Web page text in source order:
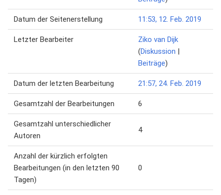
Datum der Seitenerstellung 11:53, 12. Feb. 2019
Letzter Bearbeiter
Ziko van Dijk
(Diskussion |
Beiträge)
Datum der letzten Bearbeitung 21:57, 24. Feb. 2019
Gesamtzahl der Bearbeitungen 6
Gesamtzahl unterschiedlicher
Autoren
4
Anzahl der kürzlich erfolgten
Bearbeitungen (in den letzten 90
Tagen)
0